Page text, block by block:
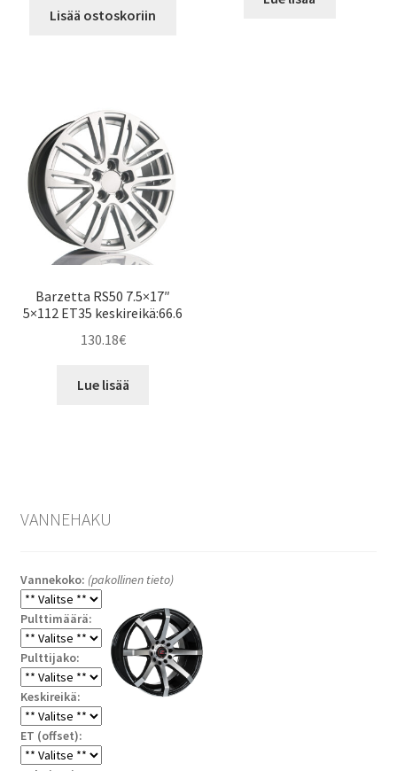
Lisää ostoskoriin
Barzetta RS50 7.5×17″
5×112 ET35 keskireikä:66.6
130.18€
Lue lisää
VANNEHAKU
Vannekoko: (pakollinen tieto)
Pulttimäärä:
Pulttijako:
Keskireikä:
ET (offset):